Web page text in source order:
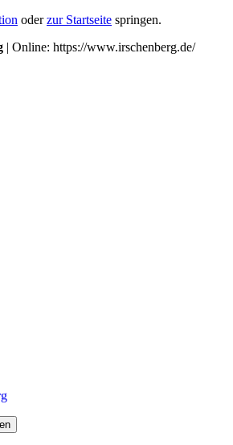
oderzur Startseite springen.
| Online: https://www.irschenberg.de/